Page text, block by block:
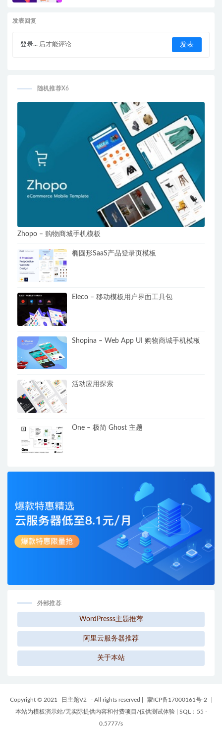
发表回复
登录... 后才能评论
随机推荐X6
Zhopo – 购物商城手机模板
椭圆形SaaS产品登录页模板
Eleco – 移动模板用户界面工具包
Shopina – Web App UI 购物商城手机模板
活动应用探索
One – 极简 Ghost 主题
外部推荐
WordPresss主题推荐
阿里云服务器推荐
关于本站
Copyright © 2021 日主题V2 - All rights reserved 蒙ICP备17000161号-2
本站为模板演示站/无实际提供内容和付费项目/仅供测试体验
SQL：55 -
0.5777/s